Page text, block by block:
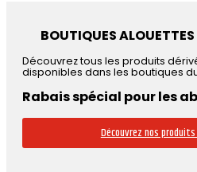
BOUTIQUES ALOUETTES
Découvrez tous les produits
disponibles dans les boutiques
Rabais spécial pour les
Découvrez nos